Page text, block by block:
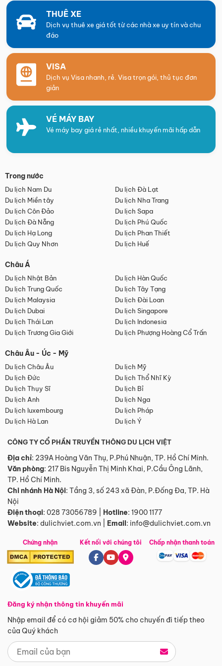
THUÊ XE
Dịch vụ thuê xe giá tốt từ các nhà xe uy tín và chu
đáo
VISA
Dịch vụ Visa nhanh, rẻ. Visa trọn gói, thủ tục đơn
giản
VÉ MÁY BAY
Vé máy bay giá rẻ nhất, nhiều khuyến mãi hấp dẫn
Trong nước
Du lịch Nam Du
Du lịch Đà Lạt
Du lịch Miền tây
Du lịch Nha Trang
Du lịch Côn Đảo
Du lịch Sapa
Du lịch Đà Nẵng
Du lịch Phú Quốc
Du lịch Hạ Long
Du lịch Phan Thiết
Du lịch Quy Nhơn
Du lịch Huế
Châu Á
Du lịch Nhật Bản
Du lịch Hàn Quốc
Du lịch Trung Quốc
Du lịch Tây Tạng
Du lịch Malaysia
Du lịch Đài Loan
Du lịch Dubai
Du lịch Singapore
Du lịch Thái Lan
Du lịch Indonesia
Du lịch Trương Gia Giới
Du lịch Phượng Hoàng Cổ Trấn
Châu Âu - Úc - Mỹ
Du lịch Châu Âu
Du lịch Mỹ
Du lịch Đức
Du lịch Thổ Nhĩ Kỳ
Du lịch Thụy Sĩ
Du lịch Bỉ
Du lịch Anh
Du lịch Nga
Du lịch luxembourg
Du lịch Pháp
Du lịch Hà Lan
Du lịch Ý
CÔNG TY CỔ PHẦN TRUYỀN THÔNG DU LỊCH VIỆT
Địa chỉ: 239A Hoàng Văn Thụ, P.Phú Nhuận, TP. Hồ Chí Minh.
Văn phòng: 217 Bis Nguyễn Thị Minh Khai, P.Cầu Ông Lãnh,
TP. Hồ Chí Minh.
Chi nhánh Hà Nội: Tầng 3, số 243 xã Đàn, P.Đống Đa, TP. Hà
Nội
Điện thoại: 028 73056789 Hotline: 1900 1177
Website: dulichviet.com.vn Email: info@dulichviet.com.vn
Chứng nhận
Đăng ký nhận thông tin khuyến mãi
Nhập email để có cơ hội giảm 50% cho chuyến đi tiếp theo
của Quý khách
Kết nối với chúng tôi Chấp nhận thanh toán